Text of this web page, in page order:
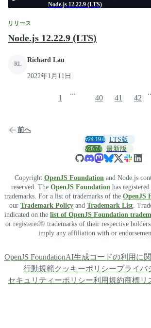
Node.js 12.22.9 (LTS)
リリース
Node.js 12.22.9 (LTS)
RL
Richard Lau
2022年1月11日
前へ
1
...
40 41 42
v24.19.0 LTS版
v26.7.0 最新版
Copyright OpenJS Foundation and Node.js
reserved. The OpenJS Foundation has
trademarks. For a list of trademarks of the OpenJS
our Trademark Policy and Trademark List .
indicated on the list of OpenJS Foundation
or registered® trademarks of their respective
imply any affiliation with or
OpenJS FoundationAI生成コードの利用に
行動規範クッキーポリシープライバ
セキュリティーポリシー利用規約商標リ